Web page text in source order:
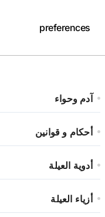
preferences
آدم وحواء
أحكام و قوانين
أدوية العيلة
أزياء العيلة